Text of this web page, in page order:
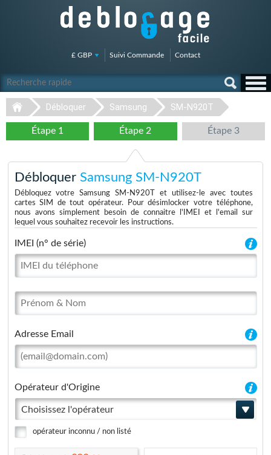
£ GBP Suivi Commande Contact
Débloquer Samsung SM-N920T
Étape 1 Étape 2 Étape 3
Débloquer Samsung SM-N920T
Débloquez votre Samsung SM-N920T et utilisez-le avec toutes
cartes SIM de tout opérateur. Pour désimlocker votre téléphone,
nous avons simplement besoin de connaitre l'IMEI et l'email sur
lequel vous souhaitez recevoir les instructions.
IMEI (n° de série)
Adresse Email
Opérateur d'Origine
Choisissez l'opérateur
opérateur inconnu / non listé